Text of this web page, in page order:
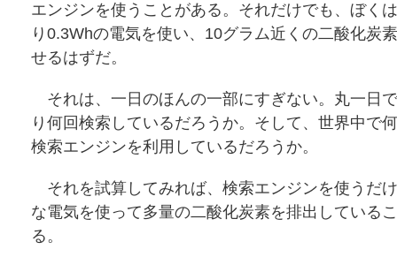
エンジンを使うことがある。それだけでも、ぼく
り0.3Whの電気を使い、10グラム近くの二酸化炭
せるはずだ。
それは、一日のほんの一部にすぎない。丸一日
り何回検索しているだろうか。そして、世界中で
検索エンジンを利用しているだろうか。
それを試算してみれば、検索エンジンを使うだ
な電気を使って多量の二酸化炭素を排出している
る。